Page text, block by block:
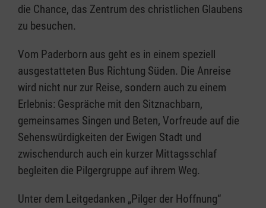
die Chance, das Zentrum des christlichen Glaubens
zu besuchen.
Vom Paderborn aus geht es in einem speziell
ausgestatteten Bus Richtung Süden. Die Anreise
wird nicht nur zur Reise, sondern auch zu einem
Erlebnis: Gespräche mit den Sitznachbarn,
gemeinsames Singen und Beten, Vorfreude auf die
Sehenswürdigkeiten der Ewigen Stadt und
zwischendurch auch ein kurzer Mittagsschlaf
begleiten die Pilgergruppe auf ihrem Weg.
Unter dem Leitgedanken „Pilger der Hoffnung“